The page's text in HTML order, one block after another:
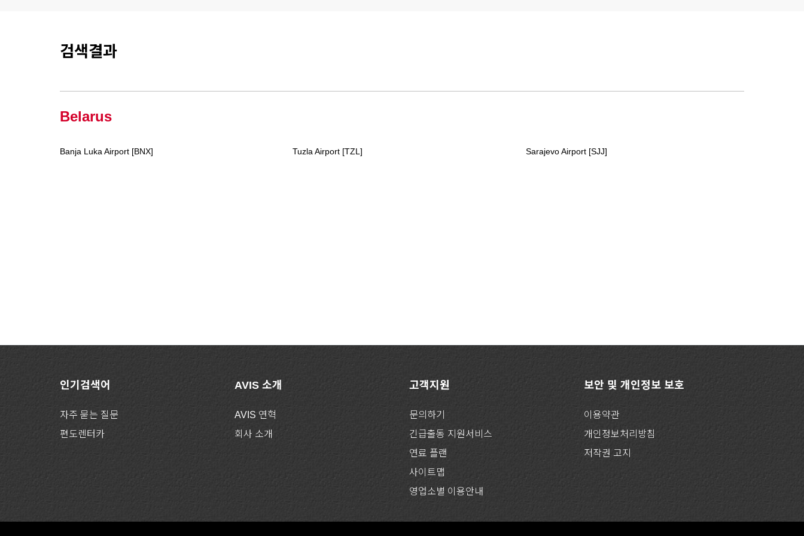
검색결과
Belarus
Banja Luka Airport [BNX] Tuzla Airport [TZL] Sarajevo Airport [SJJ]
인기검색어
자주 묻는 질문
편도렌터카
AVIS 소개
AVIS 연혁
회사 소개
고객지원
문의하기
긴급출동 지원서비스
연료 플랜
사이트맵
영업소별 이용안내
보안 및 개인정보 보호
이용약관
개인정보처리방침
저작권 고지